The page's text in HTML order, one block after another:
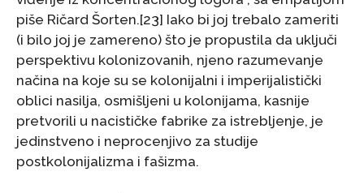
piše Ričard Šorten.[23] Iako bi joj trebalo zameriti
(i bilo joj je zamereno) što je propustila da uključi
perspektivu kolonizovanih, njeno razumevanje
načina na koje su se kolonijalni i imperijalistički
oblici nasilja, osmišljeni u kolonijama, kasnije
pretvorili u nacističke fabrike za istrebljenje, je
jedinstveno i neprocenjivo za studije
postkolonijalizma i fašizma.